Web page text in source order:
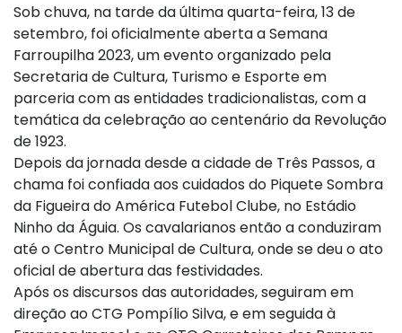
Sob chuva, na tarde da última quarta-feira, 13 de
setembro, foi oficialmente aberta a Semana
Farroupilha 2023, um evento organizado pela
Secretaria de Cultura, Turismo e Esporte em
parceria com as entidades tradicionalistas, com a
temática da celebração ao centenário da Revolução
de 1923.
Depois da jornada desde a cidade de Três Passos, a
chama foi confiada aos cuidados do Piquete Sombra
da Figueira do América Futebol Clube, no Estádio
Ninho da Águia. Os cavalarianos então a conduziram
até o Centro Municipal de Cultura, onde se deu o ato
oficial de abertura das festividades.
Após os discursos das autoridades, seguiram em
direção ao CTG Pompílio Silva, e em seguida à